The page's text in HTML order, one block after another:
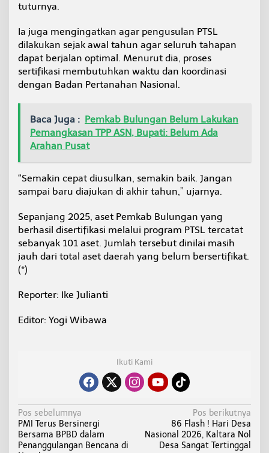
tuturnya.
Ia juga mengingatkan agar pengusulan PTSL
dilakukan sejak awal tahun agar seluruh tahapan
dapat berjalan optimal. Menurut dia, proses
sertifikasi membutuhkan waktu dan koordinasi
dengan Badan Pertanahan Nasional.
Baca Juga : Pemkab Bulungan Belum Lakukan
Pemangkasan TPP ASN, Bupati: Belum Ada
Arahan Pusat
“Semakin cepat diusulkan, semakin baik. Jangan
sampai baru diajukan di akhir tahun,” ujarnya.
Sepanjang 2025, aset Pemkab Bulungan yang
berhasil disertifikasi melalui program PTSL tercatat
sebanyak 101 aset. Jumlah tersebut dinilai masih
jauh dari total aset daerah yang belum bersertifikat.
(*)
Reporter: Ike Julianti
Editor: Yogi Wibawa
Ikuti Kami
N
a
v
Pos sebelumnya
PMI Terus Bersinergi
Bersama BPBD dalam
Penanggulangan Bencana di
Pos berikutnya
86 Flash ! Hari Desa
Nasional 2026, Kaltara Nol
Desa Sangat Tertinggal